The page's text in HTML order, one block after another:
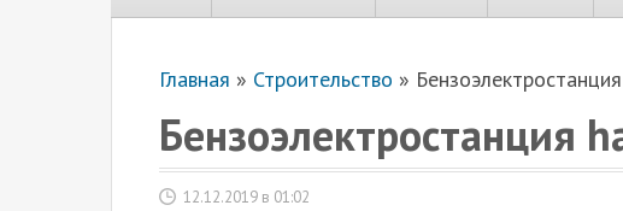
Главная » Строительство »
Бензоэлектростанция
12.12.2019 в 01:02